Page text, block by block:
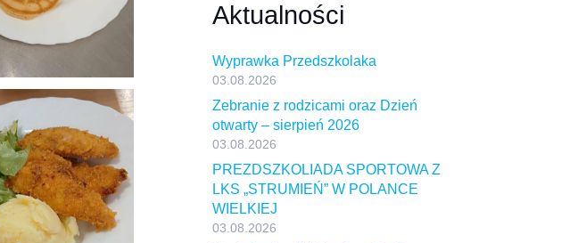
Aktualności
Wyprawka Przedszkolaka
03.08.2026
Zebranie z rodzicami oraz Dzień
otwarty – sierpień 2026
03.08.2026
PREZDSZKOLIADA SPORTOWA Z
LKS „STRUMIEŃ” W POLANCE
WIELKIEJ
03.08.2026